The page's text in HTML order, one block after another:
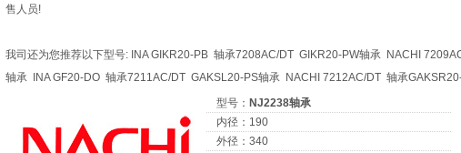
售人员!
我司还为您推荐以下型号: INA GIKR20-PB 轴承7208AC/DT GIKR20-PW轴承 NACHI
轴承 INA GF20-DO 轴承7211AC/DT GAKSL20-PS轴承 NACHI 7212AC/DT 轴承
型号： NJ2238轴承
内径：190
外径：340